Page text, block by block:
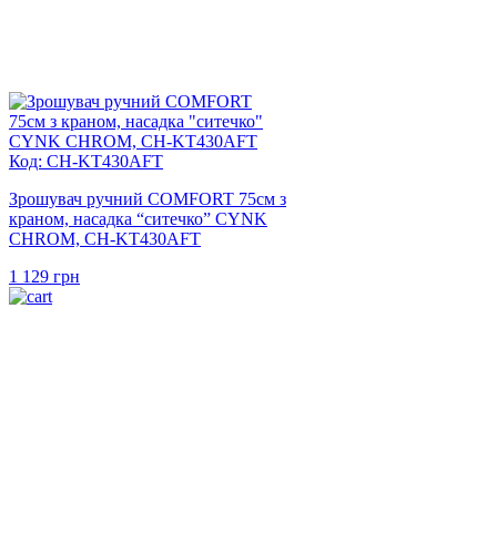
Код: CH-KT430AFT
Зрошувач ручний COMFORT 75см з
краном, насадка “ситечко” CYNK
CHROM, CH-KT430AFT
1 129 грн